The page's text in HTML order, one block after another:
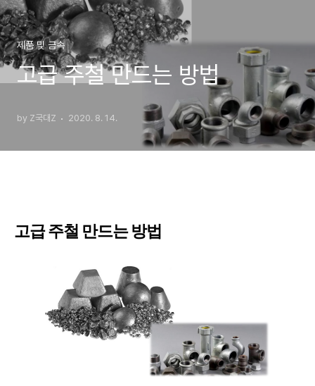
제품 및 금속
고급 주철 만드는 방법
by Z국대Z 2020. 8. 14.
고급 주철 만드는 방법